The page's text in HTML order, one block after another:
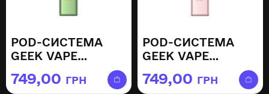
POD-СИСТЕМА
GEEK VAPE
OLIVE GREEN
749,00 ГРН
POD-СИСТЕМА
GEEK VAPE
SAKURA PINK
749,00 ГРН